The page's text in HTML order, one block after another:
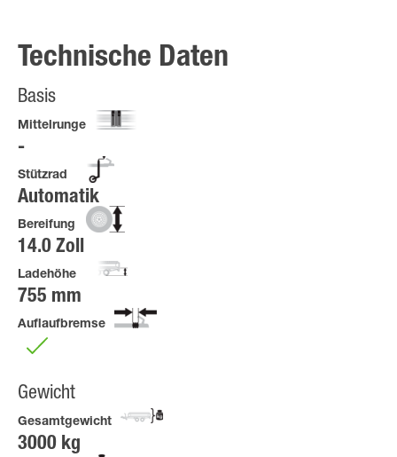
Technische Daten
Basis
Mittelrunge
Stützrad
Automatik
Bereifung
14.0 Zoll
Ladehöhe
755 mm
Auflaufbremse
Gewicht
Gesamtgewicht
3000 kg